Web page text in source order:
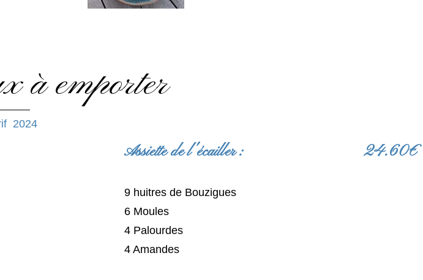
à emporter
2024
Assiette de l'écailler : 24.60€
9 huitres de Bouzigues
6 Moules
4 Palourdes
4 Amandes